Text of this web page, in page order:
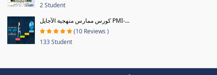
2 Student
كورس ممارس منهجية الآجايل PMI-...
(10 Reviews )
133 Student